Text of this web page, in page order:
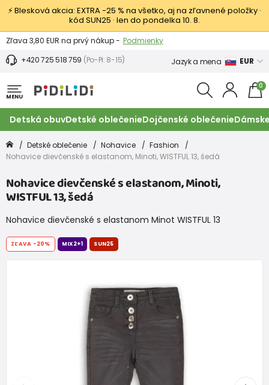
⚡ Blesková akcia: EXTRA −25 % na všetko, aj na zľavnené položky ·
kód SUN25 · len do pondelka 10. 8.
Výmena a vrátenie tovaru - Zobraziť
Zľava 3,80 EUR na prvý nákup - Podmienky
+420 725 518 759 (Po-Pi: 8-15) Jazyk a mena EUR
MENU
0
Detská obuvDetské oblečenieDojčenské oblečenie
Detské oblečenie Nohavice
Fashion
Nohavice dievčenské s elastanom, Minoti, WISTFUL 13, šedá
Nohavice dievčenské s elastanom, Minoti,
WISTFUL 13, šedá
Nohavice dievčenské s elastanom Minot WISTFUL 13
ZĽAVA -20% MIX2+1 SUN25